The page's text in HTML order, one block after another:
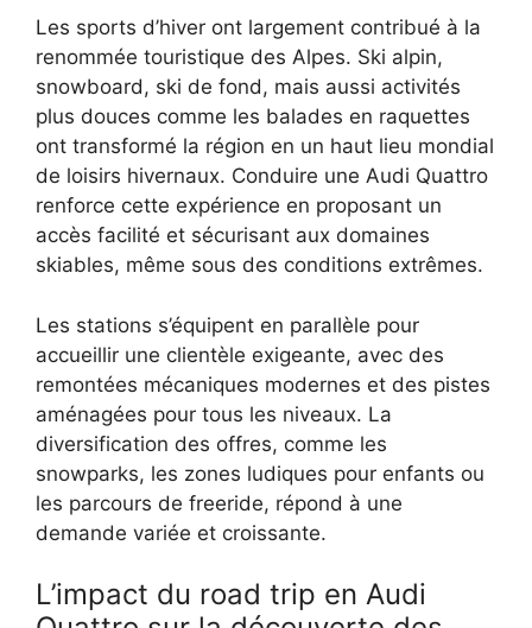
Les sports d’hiver ont largement contribué à la
renommée touristique des Alpes. Ski alpin,
snowboard, ski de fond, mais aussi activités
plus douces comme les balades en raquettes
ont transformé la région en un haut lieu mondial
de loisirs hivernaux. Conduire une Audi Quattro
renforce cette expérience en proposant un
accès facilité et sécurisant aux domaines
skiables, même sous des conditions extrêmes.
Les stations s’équipent en parallèle pour
accueillir une clientèle exigeante, avec des
remontées mécaniques modernes et des pistes
aménagées pour tous les niveaux. La
diversification des offres, comme les
snowparks, les zones ludiques pour enfants ou
les parcours de freeride, répond à une
demande variée et croissante.
L’impact du road trip en Audi